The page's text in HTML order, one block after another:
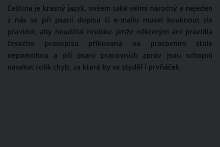
Čeština je krásný jazyk, ovšem také velmi náročný a nejeden
z nás se při psaní dopisu či e-mailu musel kouknout do
pravidel, aby neudělal hrubku. Jenže některým ani pravidla
českého pravopisu přikovaná na pracovním stole
nepomohou a při psaní pracovních zpráv jsou schopni
nasekat tolik chyb, za které by se styděl i prvňáček.